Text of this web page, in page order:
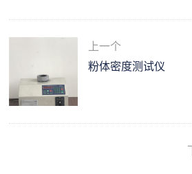
上一个
粉体密度测试仪